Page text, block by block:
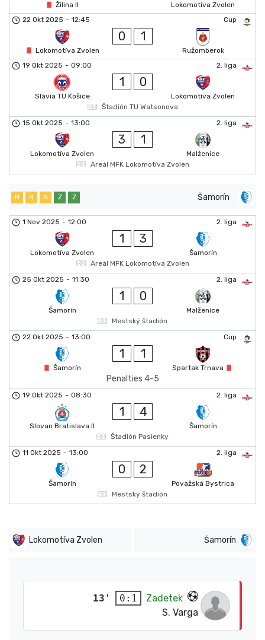
Žilina II
Lokomotíva Zvolen
Cup
22 Okt 2025 - 12:45
Lokomotíva Zvolen
0 1
Ružomberok
2. liga
19 Okt 2025 - 09:00
Slávia TU Košice
1 0
Lokomotíva Zvolen
Štadión TU Watsonova
2. liga
15 Okt 2025 - 13:00
Lokomotíva Zvolen
3 1
Malženice
Areál MFK Lokomotíva Zvolen
Šamorín
N N N Z Z
2. liga
1 Nov 2025 - 12:00
Lokomotíva Zvolen
1 3
Šamorín
Areál MFK Lokomotíva Zvolen
2. liga
25 Okt 2025 - 11:30
Šamorín
1 0
Malženice
Mestský štadión
Cup
22 Okt 2025 - 13:00
Šamorín
1 1
Spartak Trnava
Penalties 4-5
2. liga
19 Okt 2025 - 08:30
Slovan Bratislava II
1 4
Šamorín
Štadión Pasienky
2. liga
11 Okt 2025 - 13:00
Šamorín
0 2
Považská Bystrica
Mestský štadión
Lokomotíva Zvolen Šamorín
13' 0:1
Zadetek
S. Varga